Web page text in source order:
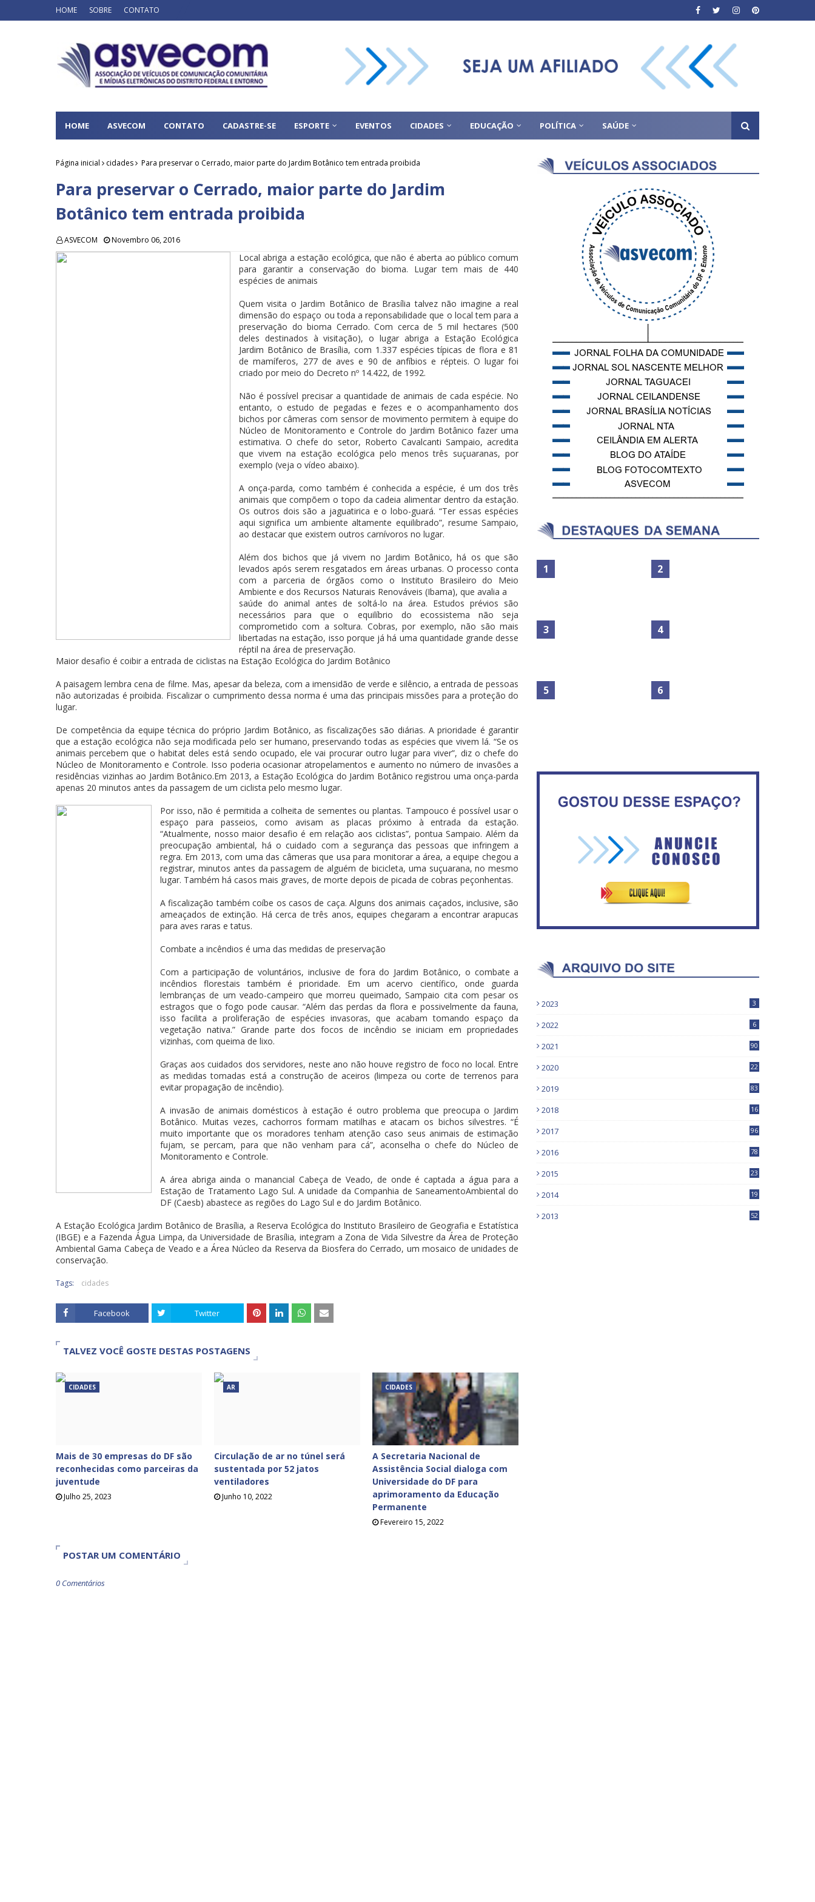
HOME SOBRE CONTATO
HOME ASVECOM CONTATO CADASTRE-SE ESPORTE EVENTOS CIDADES EDUCAÇÃO POLÍTICA SAÚDE
Página inicial cidades Para preservar o Cerrado, maior parte do Jardim Botânico tem entrada proibida
Para preservar o Cerrado, maior parte do Jardim
Botânico tem entrada proibida
ASVECOM Novembro 06, 2016
Local abriga a estação ecológica, que não é aberta ao público comum
para garantir a conservação do bioma. Lugar tem mais de 440
espécies de animais
Quem visita o Jardim Botânico de Brasília talvez não imagine a real
dimensão do espaço ou toda a reponsabilidade que o local tem para a
preservação do bioma Cerrado. Com cerca de 5 mil hectares (500
deles destinados à visitação), o lugar abriga a Estação Ecológica
Jardim Botânico de Brasília, com 1.337 espécies típicas de flora e 81
de mamíferos, 277 de aves e 90 de anfíbios e répteis. O lugar foi
criado por meio do Decreto nº 14.422, de 1992.
Não é possível precisar a quantidade de animais de cada espécie. No
entanto, o estudo de pegadas e fezes e o acompanhamento dos
bichos por câmeras com sensor de movimento permitem à equipe do
Núcleo de Monitoramento e Controle do Jardim Botânico fazer uma
estimativa. O chefe do setor, Roberto Cavalcanti Sampaio, acredita
que vivem na estação ecológica pelo menos três suçuaranas, por
exemplo (veja o vídeo abaixo).
A onça-parda, como também é conhecida a espécie, é um dos três
animais que compõem o topo da cadeia alimentar dentro da estação.
Os outros dois são a jaguatirica e o lobo-guará. “Ter essas espécies
aqui significa um ambiente altamente equilibrado”, resume Sampaio,
ao destacar que existem outros carnívoros no lugar.
Além dos bichos que já vivem no Jardim Botânico, há os que são
levados após serem resgatados em áreas urbanas. O processo conta
com a parceria de órgãos como o Instituto Brasileiro do Meio
Ambiente e dos Recursos Naturais Renováveis (Ibama), que avalia a
saúde do animal antes de soltá-lo na área. Estudos prévios são
necessários para que o equilíbrio do ecossistema não seja
comprometido com a soltura. Cobras, por exemplo, não são mais
libertadas na estação, isso porque já há uma quantidade grande desse
réptil na área de preservação.
Maior desafio é coibir a entrada de ciclistas na Estação Ecológica do Jardim Botânico
A paisagem lembra cena de filme. Mas, apesar da beleza, com a imensidão de verde e silêncio, a entrada de pessoas
não autorizadas é proibida. Fiscalizar o cumprimento dessa norma é uma das principais missões para a proteção do
lugar.
De competência da equipe técnica do próprio Jardim Botânico, as fiscalizações são diárias. A prioridade é garantir
que a estação ecológica não seja modificada pelo ser humano, preservando todas as espécies que vivem lá. “Se os
animais percebem que o habitat deles está sendo ocupado, ele vai procurar outro lugar para viver”, diz o chefe do
Núcleo de Monitoramento e Controle. Isso poderia ocasionar atropelamentos e aumento no número de invasões a
residências vizinhas ao Jardim Botânico.Em 2013, a Estação Ecológica do Jardim Botânico registrou uma onça-parda
apenas 20 minutos antes da passagem de um ciclista pelo mesmo lugar.
Por isso, não é permitida a colheita de sementes ou plantas. Tampouco é possível usar o
espaço para passeios, como avisam as placas próximo à entrada da estação.
“Atualmente, nosso maior desafio é em relação aos ciclistas”, pontua Sampaio. Além da
preocupação ambiental, há o cuidado com a segurança das pessoas que infringem a
regra. Em 2013, com uma das câmeras que usa para monitorar a área, a equipe chegou a
registrar, minutos antes da passagem de alguém de bicicleta, uma suçuarana, no mesmo
lugar. Também há casos mais graves, de morte depois de picada de cobras peçonhentas.
A fiscalização também coíbe os casos de caça. Alguns dos animais caçados, inclusive, são
ameaçados de extinção. Há cerca de três anos, equipes chegaram a encontrar arapucas
para aves raras e tatus.
Combate a incêndios é uma das medidas de preservação
Com a participação de voluntários, inclusive de fora do Jardim Botânico, o combate a
incêndios florestais também é prioridade. Em um acervo científico, onde guarda
lembranças de um veado-campeiro que morreu queimado, Sampaio cita com pesar os
estragos que o fogo pode causar. “Além das perdas da flora e possivelmente da fauna,
isso facilita a proliferação de espécies invasoras, que acabam tomando espaço da
vegetação nativa.” Grande parte dos focos de incêndio se iniciam em propriedades
vizinhas, com queima de lixo.
Graças aos cuidados dos servidores, neste ano não houve registro de foco no local. Entre
as medidas tomadas está a construção de aceiros (limpeza ou corte de terrenos para
evitar propagação de incêndio).
A invasão de animais domésticos à estação é outro problema que preocupa o Jardim
Botânico. Muitas vezes, cachorros formam matilhas e atacam os bichos silvestres. “É
muito importante que os moradores tenham atenção caso seus animais de estimação
fujam, se percam, para que não venham para cá”, aconselha o chefe do Núcleo de
Monitoramento e Controle.
A área abriga ainda o manancial Cabeça de Veado, de onde é captada a água para a
Estação de Tratamento Lago Sul. A unidade da Companhia de SaneamentoAmbiental do
DF (Caesb) abastece as regiões do Lago Sul e do Jardim Botânico.
A Estação Ecológica Jardim Botânico de Brasília, a Reserva Ecológica do Instituto Brasileiro de Geografia e Estatística
(IBGE) e a Fazenda Água Limpa, da Universidade de Brasília, integram a Zona de Vida Silvestre da Área de Proteção
Ambiental Gama Cabeça de Veado e a Área Núcleo da Reserva da Biosfera do Cerrado, um mosaico de unidades de
conservação.
Tags: cidades
Facebook Twitter
TALVEZ VOCÊ GOSTE DESTAS POSTAGENS
CIDADES
Mais de 30 empresas do DF são
reconhecidas como parceiras da
juventude
Julho 25, 2023
AR
Circulação de ar no túnel será
sustentada por 52 jatos
ventiladores
Junho 10, 2022
CIDADES
A Secretaria Nacional de
Assistência Social dialoga com
Universidade do DF para
aprimoramento da Educação
Permanente
Fevereiro 15, 2022
POSTAR UM COMENTÁRIO
0 Comentários
No Brasil do golpe, 61,5 mi
será sustentada por 52 jatos
disse Bolsonaro sobre
Previdência
2023 3
2022 6
2021 90
2020
22
2019
83
2018
16
2017
96
2016
78
2015 23
2014 19
2013 52